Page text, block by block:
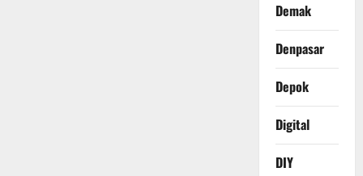
Demak
Denpasar
Depok
Digital
DIY